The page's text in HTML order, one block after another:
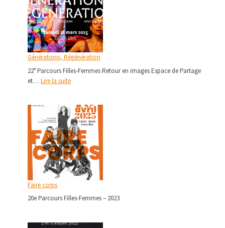
Générations, Régénération
22° Parcours Filles-Femmes Retour en images Espace de Partage
et… Lire la suite: Générations, Régénération
Faire corps
20e Parcours Filles-Femmes – 2023